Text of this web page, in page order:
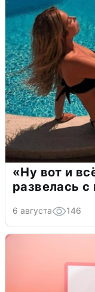
«Ну вот и
развелась
6 августа 146